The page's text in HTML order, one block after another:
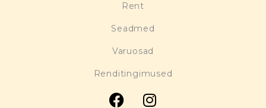
Rent
Seadmed
Varuosad
Renditingimused